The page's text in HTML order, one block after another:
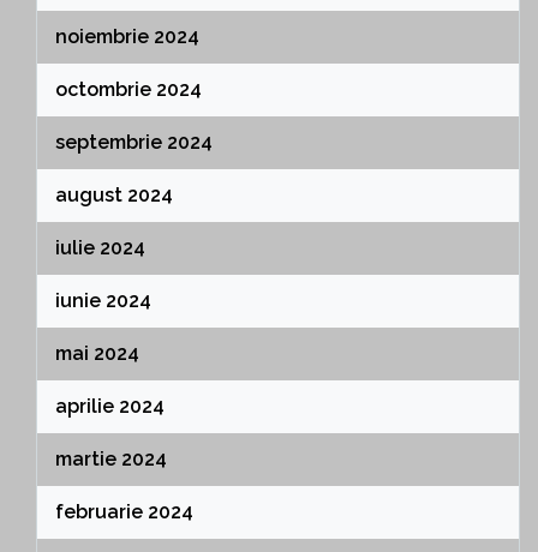
noiembrie 2024
octombrie 2024
septembrie 2024
august 2024
iulie 2024
iunie 2024
mai 2024
aprilie 2024
martie 2024
februarie 2024